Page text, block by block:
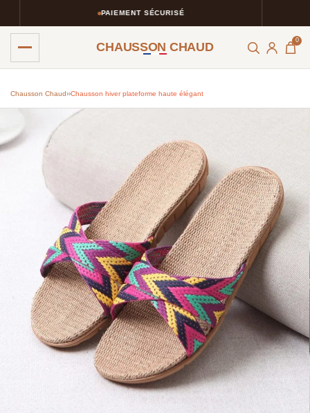
PAIEMENT SÉCURISÉ
CHAUSSON CHAUD 0
Chausson Chaud››Chausson hiver plateforme haute élégant